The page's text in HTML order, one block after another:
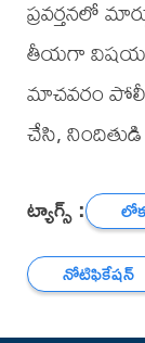
ప్రవర్తనలో
తీయగా
మాచవరం
చేసి, నిందితుడి
ట్యాగ్స్ :
నోటిఫికేషన్